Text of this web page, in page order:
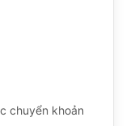
chuyển khoản